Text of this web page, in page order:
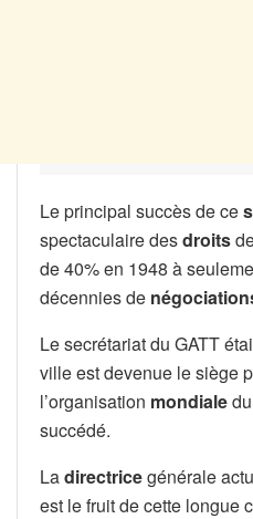
Le principal succès de ce
spectaculaire desdroits
de 40% en 1948 à
décennies de
Le secrétariat du GATT
ville est devenue le siège
l’organisation mondialedu
succédé.
Ladirectricegénérale
est le fruit de cette longue